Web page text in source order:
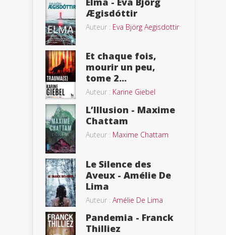
Ægisdóttir
Auteur : Eva Björg Aegisdottir
Et chaque fois,
mourir un peu,
tome 2...
Auteur : Karine Giebel
L’Illusion - Maxime
Chattam
Auteur : Maxime Chattam
Le Silence des
Aveux - Amélie De
Lima
Auteur : Amélie De Lima
Pandemia - Franck
Thilliez